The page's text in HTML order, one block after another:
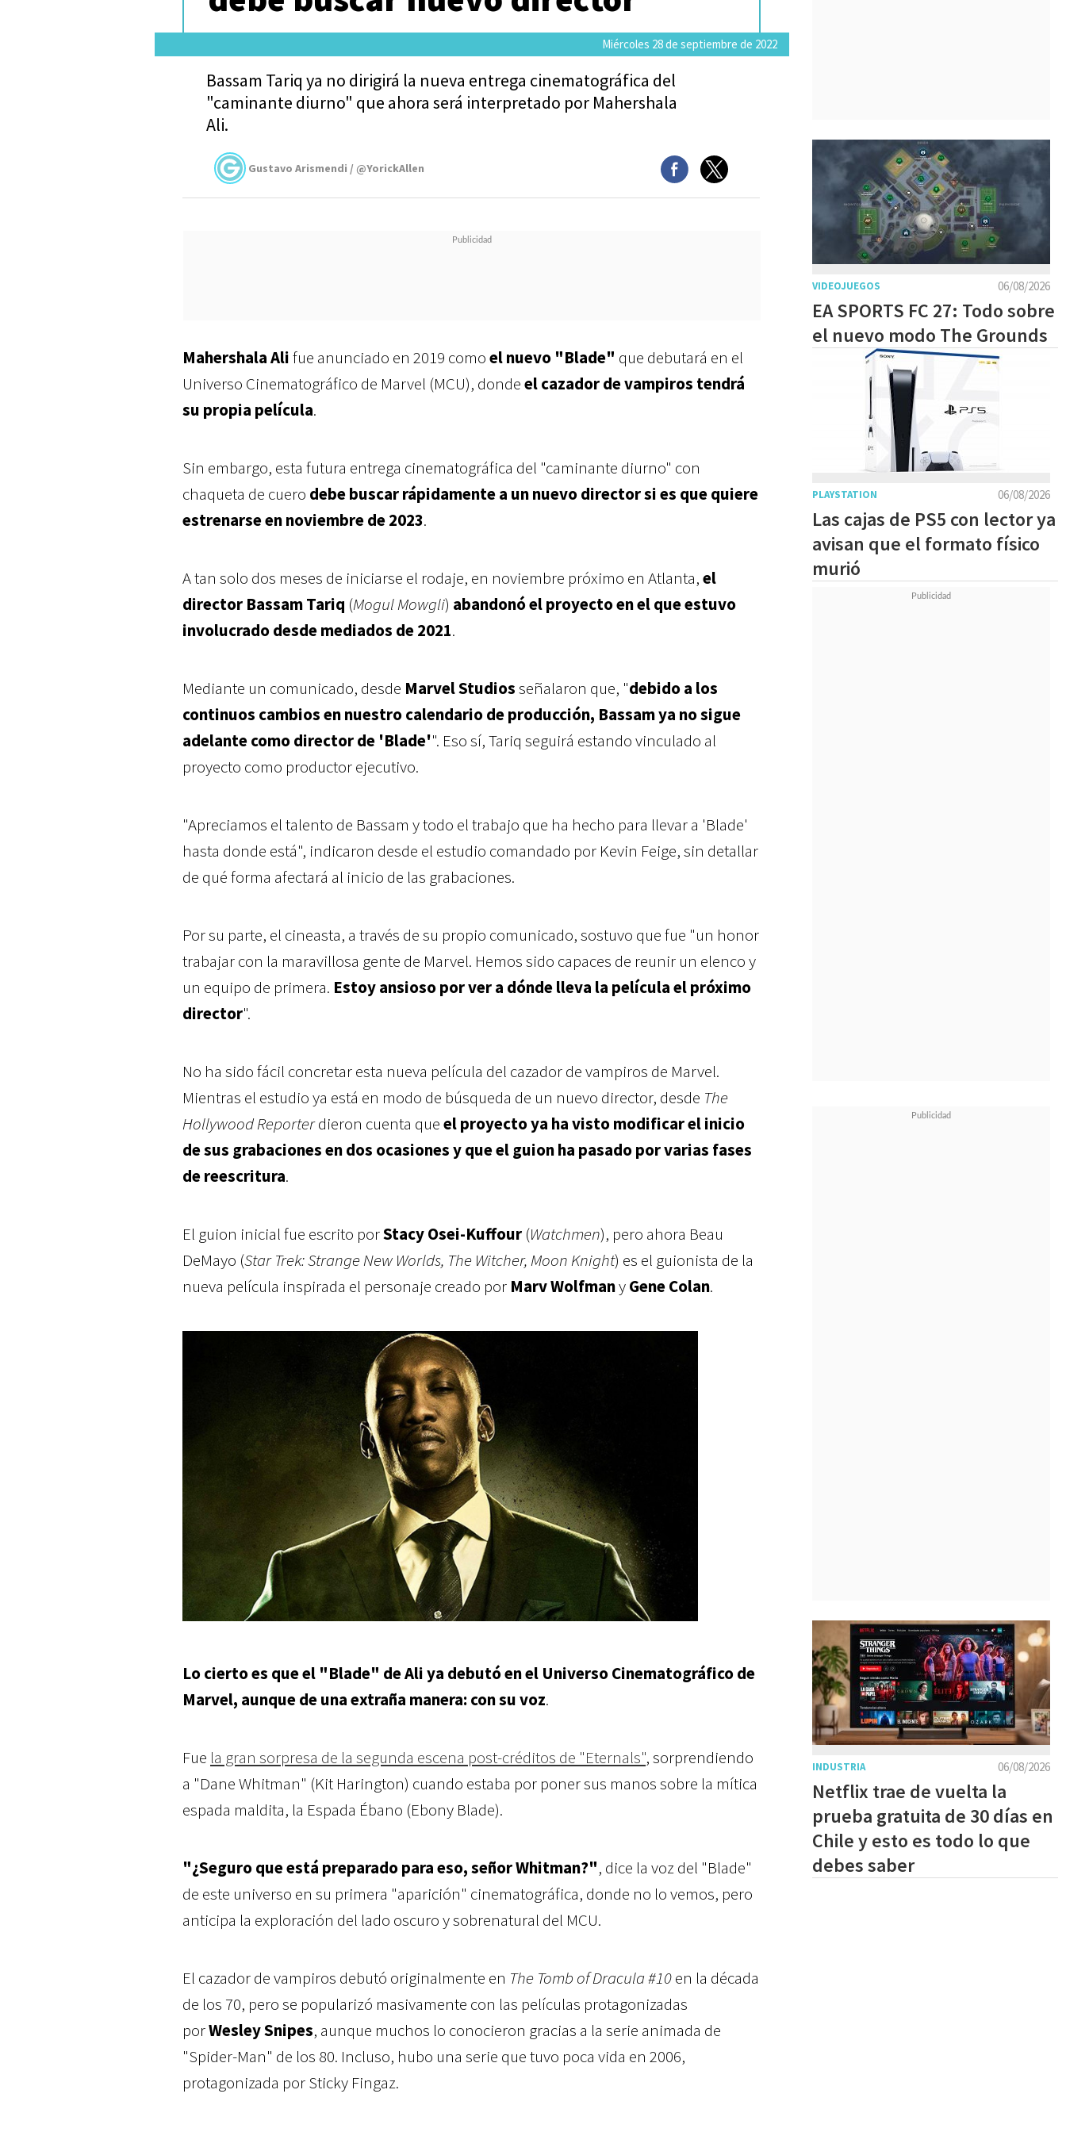
Miércoles 28 de septiembre de 2022
Bassam Tariq ya no dirigirá la nueva entrega cinematográfica del
"caminante diurno" que ahora será interpretado por Mahershala
Ali.
Gustavo Arismendi / @YorickAllen
Mahershala Alifue anunciado en 2019 comoel nuevo "Blade" que debutará en el
Universo Cinematográfico de Marvel (MCU), dondeel cazador de vampiros tendrá
su propia película.
Sin embargo, esta futura entrega cinematográfica del "caminante diurno" con
chaqueta de cuero debe buscar rápidamente a un nuevo director si es que quiere
estrenarse en noviembre de 2023.
A tan solo dos meses de iniciarse el rodaje, en noviembre próximo en Atlanta,el
director Bassam Tariq (Mogul Mowgli) abandonó el proyecto en el que estuvo
involucrado desde mediados de 2021.
Mediante un comunicado, desde Marvel Studiosseñalaron que, "debido a los
continuos cambios en nuestro calendario de producción, Bassam ya no sigue
adelante como director de 'Blade'". Eso sí, Tariq seguirá estando vinculado al
proyecto como productor ejecutivo.
"Apreciamos el talento de Bassam y todo el trabajo que ha hecho para llevar a 'Blade'
hasta donde está", indicaron desde el estudio comandado por Kevin Feige, sin detallar
de qué forma afectará al inicio de las grabaciones.
Por su parte, el cineasta, a través de su propio comunicado, sostuvo que fue "un honor
trabajar con la maravillosa gente de Marvel. Hemos sido capaces de reunir un elenco y
un equipo de primera. Estoy ansioso por ver a dónde lleva la película el próximo
director".
No ha sido fácil concretar esta nueva película del cazador de vampiros de Marvel.
Mientras el estudio ya está en modo de búsqueda de un nuevo director, desde The
Hollywood Reporterdieron cuenta queel proyecto ya ha visto modificar el inicio
de sus grabaciones en dos ocasiones y que el guion ha pasado por varias fases
de reescritura.
El guion inicial fue escrito porStacy Osei-Kuffour (Watchmen), pero ahora Beau
DeMayo (Star Trek: Strange New Worlds, The Witcher, Moon Knight) es el guionista de la
nueva película inspirada el personaje creado por Marv WolfmanyGene Colan.
Lo cierto es que el "Blade" de Ali ya debutó en el Universo Cinematográfico de
Marvel, aunque de una extraña manera: con su voz.
Fue la gran sorpresa de la segunda escena post-créditos de "Eternals", sorprendiendo
a "Dane Whitman" (Kit Harington) cuando estaba por poner sus manos sobre la mítica
espada maldita, la Espada Ébano (Ebony Blade).
"¿Seguro que está preparado para eso, señor Whitman?", dice la voz del "Blade"
de este universo en su primera "aparición" cinematográfica, donde no lo vemos, pero
anticipa la exploración del lado oscuro y sobrenatural del MCU.
El cazador de vampiros debutó originalmente en The Tomb of Dracula #10en la década
de los 70, pero se popularizó masivamente con las películas protagonizadas
porWesley Snipes, aunque muchos lo conocieron gracias a la serie animada de
"Spider-Man" de los 80. Incluso, hubo una serie que tuvo poca vida en 2006,
protagonizada por Sticky Fingaz.
06/08/2026
VIDEOJUEGOS
EA SPORTS FC 27: Todo sobre
el nuevo modo The Grounds
06/08/2026
PLAYSTATION
Las cajas de PS5 con lector ya
avisan que el formato físico
murió
06/08/2026
INDUSTRIA
Netflix trae de vuelta la
prueba gratuita de 30 días en
Chile y esto es todo lo que
debes saber